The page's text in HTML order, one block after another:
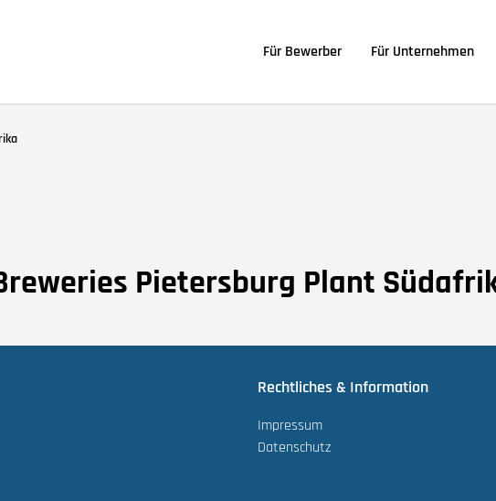
Für Bewerber Für Unternehmen
Pietersburg Plant
Rechtliches & Information
Impressum
Datenschutz